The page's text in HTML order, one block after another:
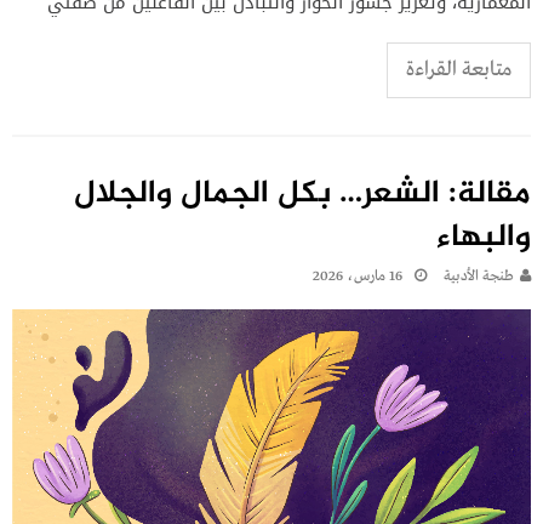
متابعة القراءة
مقالة: الشعر… بكل الجمال والجلال
والبهاء
طنجة الأدبية 16 مارس، 2026